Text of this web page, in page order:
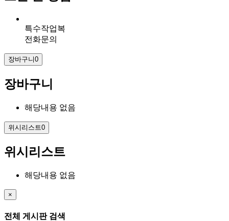
특수작업복
전화문의
장바구니0
장바구니
해당내용 없음
위시리스트0
위시리스트
해당내용 없음
×
전체 게시판 검색